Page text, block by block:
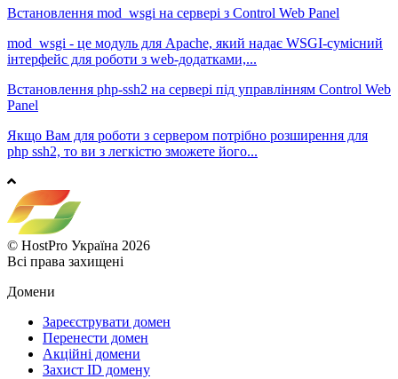
Встановлення mod_wsgi на сервері з Control Web Panel
mod_wsgi - це модуль для Apache, який надає WSGI-сумісний
інтерфейс для роботи з web-додатками,...
Встановлення php-ssh2 на сервері під управлінням Control Web
Panel
Якщо Вам для роботи з сервером потрібно розширення для
php ssh2, то ви з легкістю зможете його...
© HostPro Україна 2026
Всі права захищені
Домени
Зареєструвати домен
Перенести домен
Акційні домени
Захист ID домену